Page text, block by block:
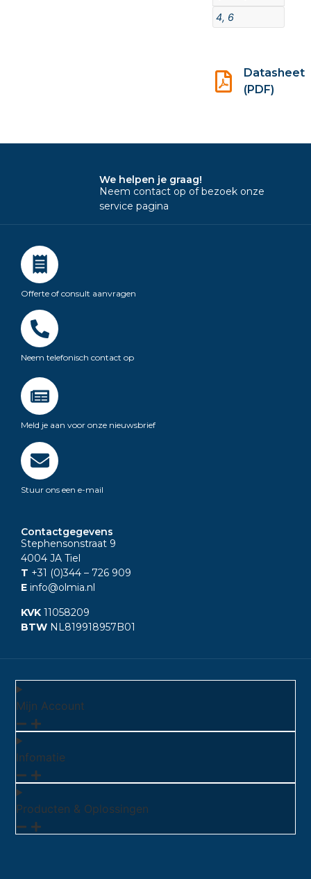
4, 6
Datasheet
(PDF)
We helpen je graag!
Neem contact op of bezoek onze
service pagina
Offerte of consult aanvragen
Neem telefonisch contact op
Meld je aan voor onze nieuwsbrief
Stuur ons een e-mail
Contactgegevens
Stephensonstraat 9
4004 JA Tiel
T +31 (0)344 – 726 909
E info@olmia.nl
KVK 11058209
BTW NL819918957B01
Mijn Account
Infomatie
Producten & Oplossingen